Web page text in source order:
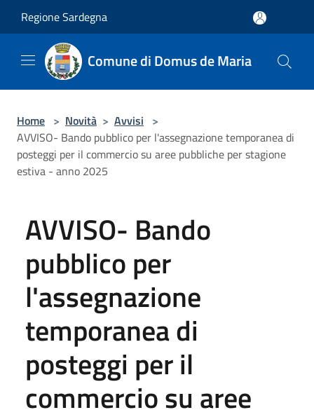
Regione Sardegna
Comune di Domus de Maria
Home > Novità > Avvisi >
AVVISO- Bando pubblico per l'assegnazione temporanea di
posteggi per il commercio su aree pubbliche per stagione
estiva - anno 2025
AVVISO- Bando
pubblico per
l'assegnazione
temporanea di
posteggi per il
commercio su aree